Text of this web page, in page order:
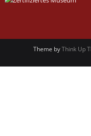
Theme byThink Up